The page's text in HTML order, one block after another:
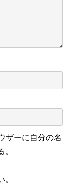
ザーに自分の名
。
。